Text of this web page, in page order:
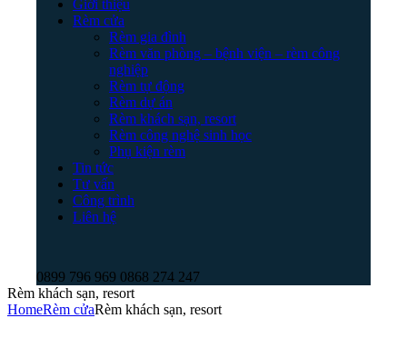
Giới thiệu
Rèm cửa
Rèm gia đình
Rèm văn phòng – bệnh viện – rèm công
nghiệp
Rèm tự động
Rèm dự án
Rèm khách sạn, resort
Rèm công nghệ sinh học
Phụ kiện rèm
Tin tức
Tư vấn
Công trình
Liên hệ
0899 796 969 0868 274 247
Rèm khách sạn, resort
HomeRèm cửaRèm khách sạn, resort